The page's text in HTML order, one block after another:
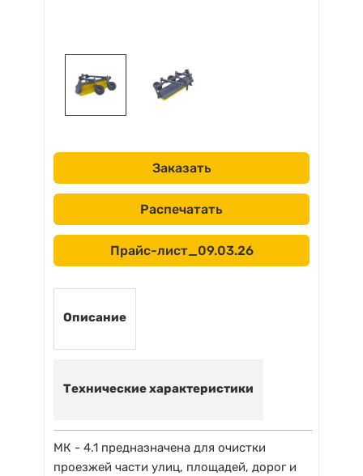
Заказать
Распечатать
Прайс-лист_09.03.26
Описание
Технические характеристики
МК - 4.1 предназначена для очистки
проезжей части улиц, площадей, дорог и